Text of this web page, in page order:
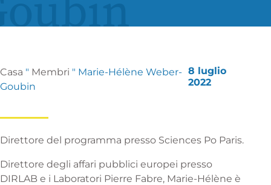
Casa " Membri " Marie-Hélène Weber-
Goubin
8 luglio
2022
Direttore del programma presso Sciences Po Paris.
Direttore degli affari pubblici europei presso
DIRLAB e i Laboratori Pierre Fabre, Marie-Hélène è